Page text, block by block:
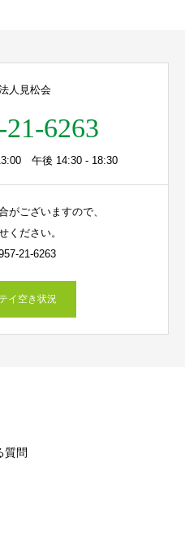
人見松会
21-6263
午後 14:30 - 18:30
がございますので、
ください。
21-6263
イ空き状況
質問